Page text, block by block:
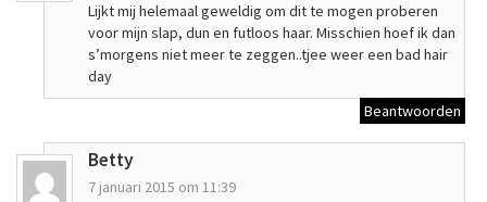
Lijkt mij helemaal geweldig om dit te mogen proberen
voor mijn slap, dun en futloos haar. Misschien hoef ik dan
s’morgens niet meer te zeggen..tjee weer een bad hair
day
Beantwoorden
Betty
7 januari 2015 om 11:39